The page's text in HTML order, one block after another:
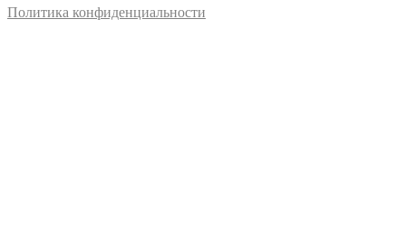
Политика конфиденциальности